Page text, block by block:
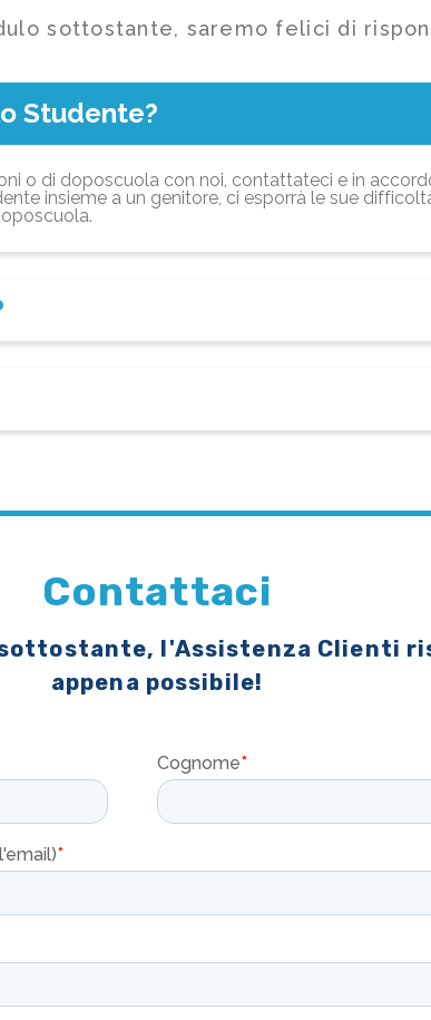
sottostante, saremo felici di
Studente?
o di doposcuola con noi, contattateci e in
insieme a un genitore, ci esporrà le sue
Contattaci
l'Assistenza Clienti
appena possibile!